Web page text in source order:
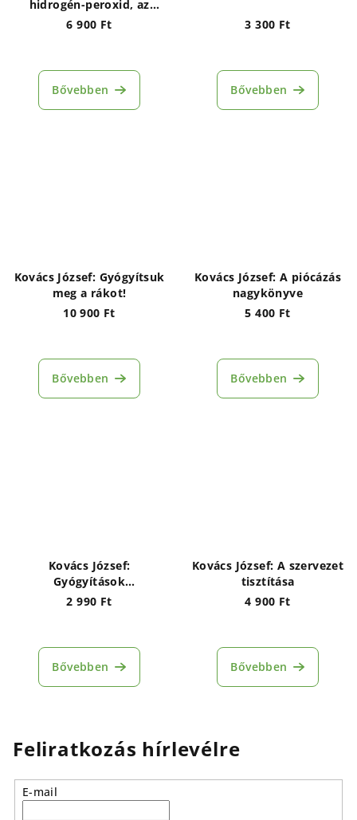
hidrogén-peroxid, az
eltitkolt gyógyszer
6 900 Ft
Bővebben
3 300 Ft
Bővebben
Kovács József: Gyógyítsuk
meg a rákot!
10 900 Ft
Bővebben
Kovács József: A piócázás
nagykönyve
5 400 Ft
Bővebben
Kovács József:
Gyógyítások
fokhagymával és
2 990 Ft
Bővebben
Kovács József: A szervezet
tisztítása
4 900 Ft
Bővebben
Feliratkozás hírlevélre
E-mail